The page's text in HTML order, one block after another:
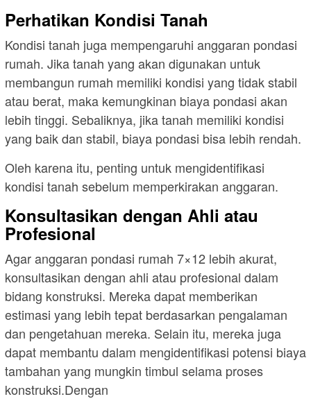
Perhatikan Kondisi Tanah
Kondisi tanah juga mempengaruhi anggaran pondasi
rumah. Jika tanah yang akan digunakan untuk
membangun rumah memiliki kondisi yang tidak stabil
atau berat, maka kemungkinan biaya pondasi akan
lebih tinggi. Sebaliknya, jika tanah memiliki kondisi
yang baik dan stabil, biaya pondasi bisa lebih rendah.
Oleh karena itu, penting untuk mengidentifikasi
kondisi tanah sebelum memperkirakan anggaran.
Konsultasikan dengan Ahli atau
Profesional
Agar anggaran pondasi rumah 7×12 lebih akurat,
konsultasikan dengan ahli atau profesional dalam
bidang konstruksi. Mereka dapat memberikan
estimasi yang lebih tepat berdasarkan pengalaman
dan pengetahuan mereka. Selain itu, mereka juga
dapat membantu dalam mengidentifikasi potensi biaya
tambahan yang mungkin timbul selama proses
konstruksi.Dengan